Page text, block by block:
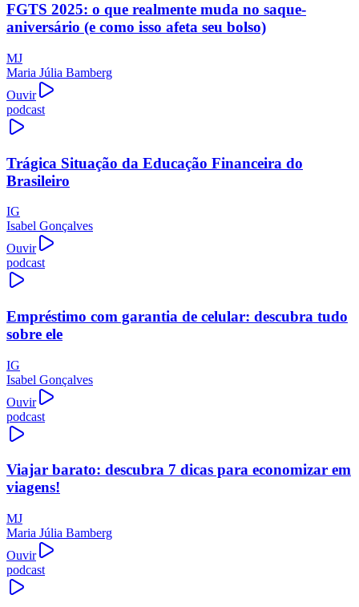
FGTS 2025: o que realmente muda no saque-
aniversário (e como isso afeta seu bolso)
MJ
Maria Júlia Bamberg
Ouvir
podcast
Trágica Situação da Educação Financeira do
Brasileiro
IG
Isabel Gonçalves
Ouvir
podcast
Empréstimo com garantia de celular: descubra tudo
sobre ele
IG
Isabel Gonçalves
Ouvir
podcast
Viajar barato: descubra 7 dicas para economizar em
viagens!
MJ
Maria Júlia Bamberg
Ouvir
podcast